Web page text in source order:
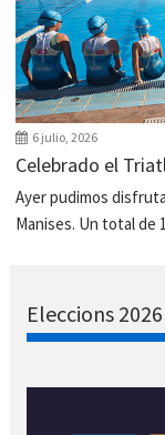
6 julio, 2026
Celebrado el
Ayer pudimos
Manises. Un total de
Eleccions 2026